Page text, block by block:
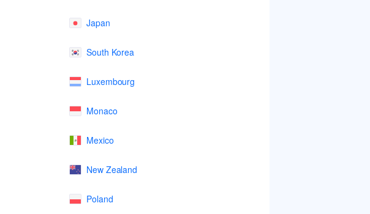
Japan
South Korea
Luxembourg
Monaco
Mexico
New Zealand
Poland